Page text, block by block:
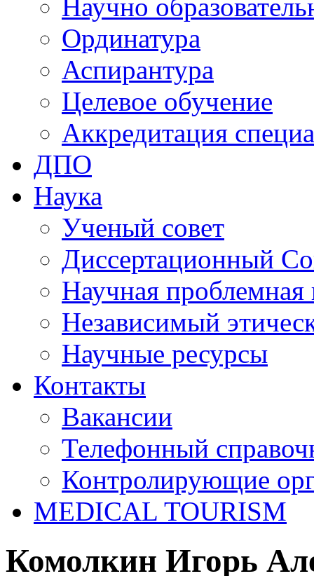
Научно
Ординатура
Аспирантура
Целевое обучение
Аккредитация
ДПО
Наука
Ученый совет
Диссертационный
Научная проблемная
Независимый
Научные ресурсы
Контакты
Вакансии
Телефонный
Контролирующие
MEDICAL TOURISM
Комолкин Игорь